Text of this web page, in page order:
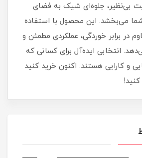
بی‌نظیر، جلوه‌ای شیک به فضای
می‌بخشد. این محصول با استفاده
در برابر خوردگی، عملکردی مطمئن و
انتخابی ایده‌آل برای کسانی که
و کارایی هستند. اکنون خرید کنید